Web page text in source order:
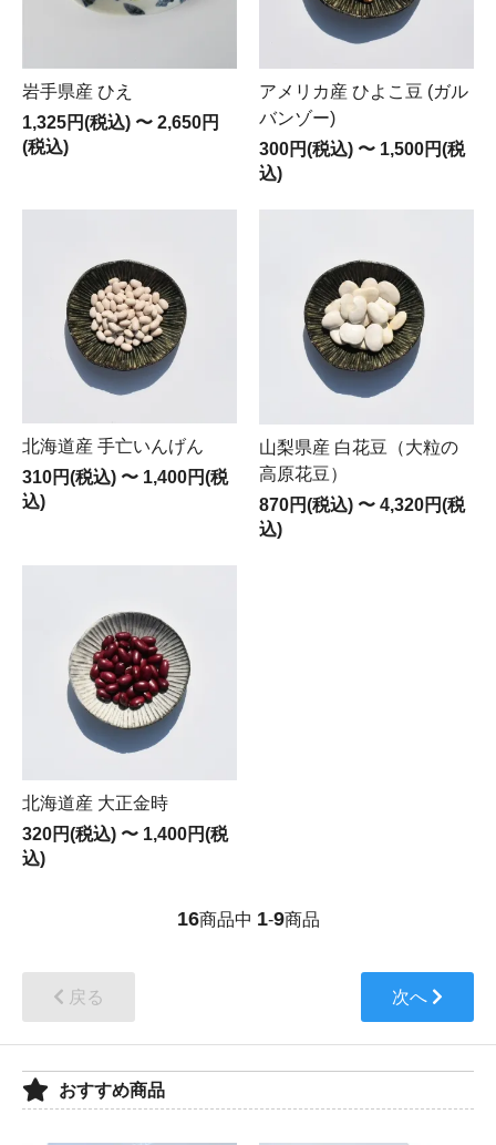
岩手県産 ひえ
1,325円(税込) 〜 2,650円
(税込)
アメリカ産 ひよこ豆 (ガル
バンゾー)
300円(税込) 〜 1,500円(税
込)
北海道産 手亡いんげん
310円(税込) 〜 1,400円(税
込)
山梨県産 白花豆（大粒の
高原花豆）
870円(税込) 〜 4,320円(税
込)
北海道産 大正金時
320円(税込) 〜 1,400円(税
込)
16商品中 1-9商品
戻る 次へ
おすすめ商品